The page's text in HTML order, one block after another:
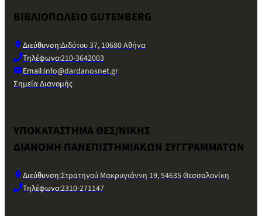
ΒΙΒΛΙΟΠΩΛΕΙΟ GUTENBERG
Διεύθυνση:Διδότου 37, 10680 Αθήνα
Τηλέφωνο:210-3642003
Email:info@dardanosnet.gr
Σημεία Διανομής
ΥΠΟΚΑΤΑΣΤΗΜΑ ΘΕΣ/ΝΙΚΗΣ
ΔΙΑΝΟΜΗ ΠΑΝΕΠΙΣΤΗΜΙΑΚΩΝ ΣΥΓΓΡΑΜΜΑΤΩΝ
Διεύθυνση:Στρατηγού Μακρυγιάννη 19, 54635 Θεσσαλονίκη
Τηλέφωνο:2310-271147